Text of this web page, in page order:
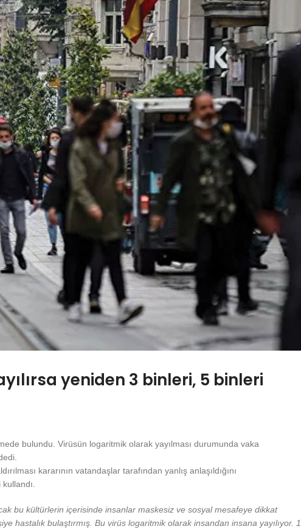
yeniden 3 binleri, 5 binleri
bulundu. Virüsün logaritmik olarak yayılması durumunda vaka
kararının vatandaşlar tarafından yanlış anlaşıldığını
bu kültürlerin içerisinde insanlar maskesiz ve sosyal mesafeye dikkat
hastalık bulaştırmış. Bu virüs logaritmik olarak insandan insana yayılıyor. 1